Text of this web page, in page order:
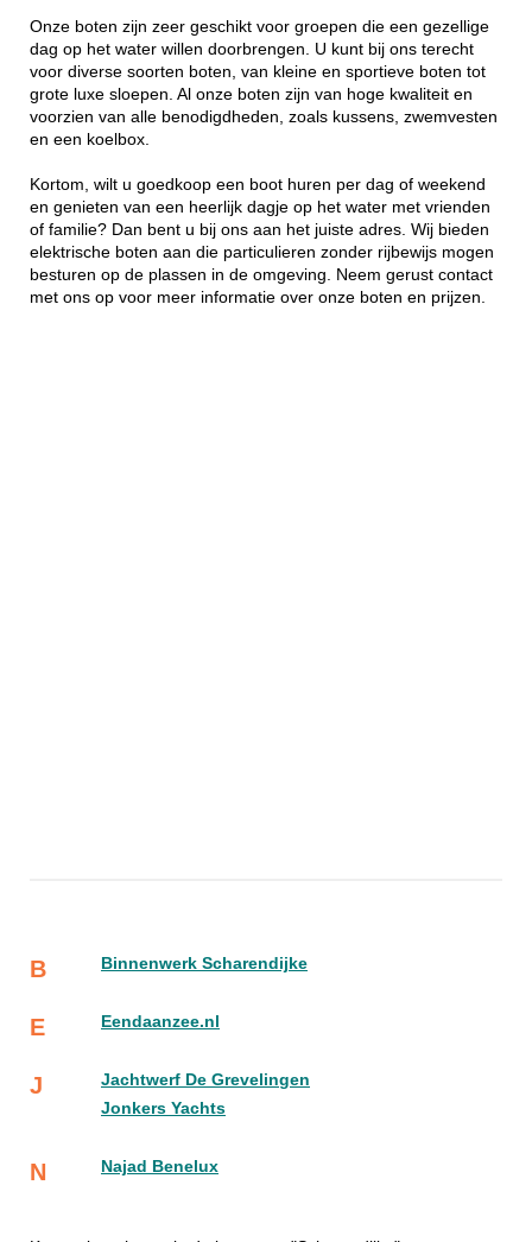
Onze boten zijn zeer geschikt voor groepen die een gezellige
dag op het water willen doorbrengen. U kunt bij ons terecht
voor diverse soorten boten, van kleine en sportieve boten tot
grote luxe sloepen. Al onze boten zijn van hoge kwaliteit en
voorzien van alle benodigdheden, zoals kussens, zwemvesten
en een koelbox.
Kortom, wilt u goedkoop een boot huren per dag of weekend
en genieten van een heerlijk dagje op het water met vrienden
of familie? Dan bent u bij ons aan het juiste adres. Wij bieden
elektrische boten aan die particulieren zonder rijbewijs mogen
besturen op de plassen in de omgeving. Neem gerust contact
met ons op voor meer informatie over onze boten en prijzen.
B Binnenwerk Scharendijke
E Eendaanzee.nl
J
Jachtwerf De Grevelingen
Jonkers Yachts
N Najad Benelux